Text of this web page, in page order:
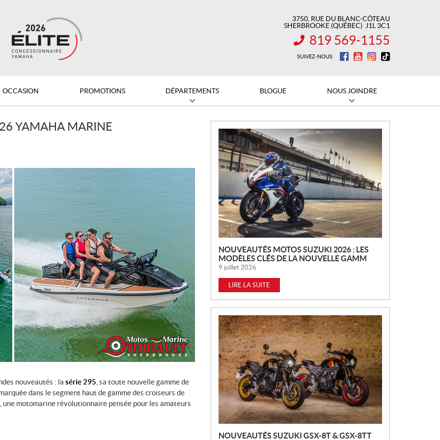
3750, RUE DU BLANC-CÔTEAU
SHERBROOKE (QUÉBEC) J1L 3C1
INFORMATION :
819 569-1155
SUIVEZ-NOUS
OCCASION PROMOTIONS DÉPARTEMENTS BLOGUE NOUS JOINDRE
YAMAHA MARINE
nouveautés : la série 295 , sa toute nouvelle gamme de
dans le segment haut de gamme des croiseurs de
, une motomarine révolutionnaire pensée pour les amateurs
N
NOUVEAUTÉS MOTOS SUZUKI 2026 : LES
MODÈLES CLÉS DE LA NOUVELLE GAMM
9 juillet 2026
LIRE LA SUITE
NOUVEAUTÉS SUZUKI GSX-8T & GSX-8TT